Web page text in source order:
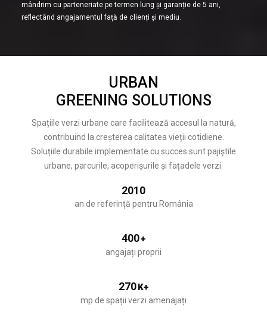
mândrim cu parteneriate pe termen lung și garanție de 5 ani,
reflectând angajamentul față de clienți și mediu.
URBAN
GREENING SOLUTIONS
Spațiile verzi urbane care facilitează accesul la natură,
contribuind la creșterea calitatea vieții cotidiene.
Soluțiile durabile implementate cu succes sunt pajiștile
urbane, parcurile, acoperișurile și fațadele verzi.
2010
an de referință pentru România
400+
angajați proprii
270K+
mp de spații verzi amenajați